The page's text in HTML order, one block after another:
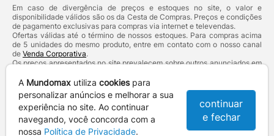
Em caso de divergência de preços e estoques no site, o valor e
disponibilidade válidos são os da Cesta de Compras. Preços e condições
de pagamento exclusivas para compras via internet e televendas.
Ofertas válidas até o término de nossos estoques. Para compras acima
de 5 unidades do mesmo produto, entre em contato com o nosso canal
de Venda Corporativa.
Os preços apresentados no site prevalecem sobre outros anunciados em
Defesa do Consumidor:Lei nº 8.078.
Vendas sujeitas à confirmação de dados e análises de crédito e risco.
Razão Social: Hayamax Distribuidora de Produtos Eletrônicos Ltda -
CNPJ: 01.725.627/0002-53 - Endereço: R. Senador Souza Naves, 9 -
Centro - CEP: 86010-921 - Londrina / PR
A Mundomax utiliza cookiespara
personalizar anúncios e melhorar a sua
experiência no site. Ao continuar
navegando, você concorda com a
nossa Política de Privacidade.
continuar
e fechar